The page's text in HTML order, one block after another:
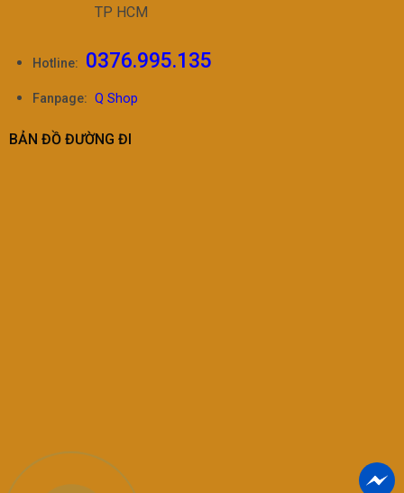
TP HCM
Hotline: 0376.995.135
Fanpage: Q Shop
BẢN ĐỒ ĐƯỜNG ĐI